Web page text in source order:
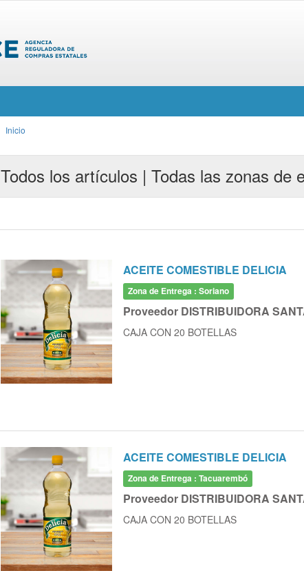
Inicio
Todos los artículos | Todas las zonas de
ACEITE COMESTIBLE DELICIA
Zona de Entrega : Soriano
Proveedor DISTRIBUIDORA
CAJA CON 20 BOTELLAS
ACEITE COMESTIBLE DELICIA
Zona de Entrega : Tacuarembó
Proveedor DISTRIBUIDORA
CAJA CON 20 BOTELLAS